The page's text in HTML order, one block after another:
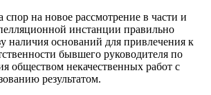
спор на новое рассмотрение в части и
инстанции правильно
наличия оснований для привлечения к
бывшего руководителя по
обществом некачественных работ с
результатом.